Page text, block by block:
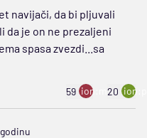
navijači, da bi pljuvali
da je on ne prezaljeni
spasa zvezdi...sa
59 ion:minus
20